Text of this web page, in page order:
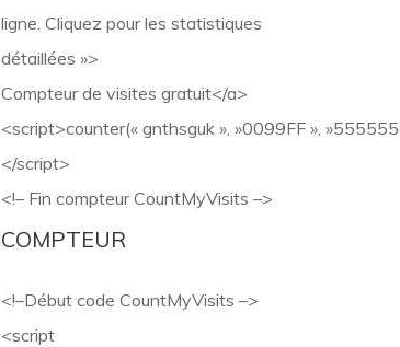
ligne. Cliquez pour les statistiques
détaillées »>
Compteur de visites gratuit</a>
<script>counter(« gnthsguk », »0099FF »,
</script>
<!– Fin compteur CountMyVisits –>
COMPTEUR
<!–Début code CountMyVisits –>
<script